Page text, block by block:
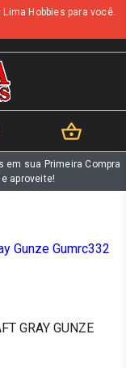
Hobbies para você.
em sua Primeira Compra
e aproveite!
GRAY GUNZE